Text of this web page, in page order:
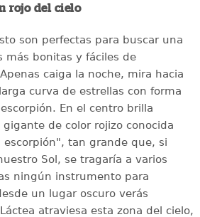
rojo del cielo
son perfectas para buscar una
más bonitas y fáciles de
caiga la noche, mira hacia
curva de estrellas con forma
En el centro brilla
de color rojizo conocida
escorpión", tan grande que, si
Sol, se tragaría a varios
ningún instrumento para
un lugar oscuro verás
atraviesa esta zona del cielo,